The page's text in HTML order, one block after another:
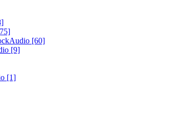
[60]
[9]
[1]